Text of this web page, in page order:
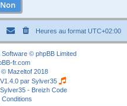
Heures au format UTC+02:00
© phpBB Limited
fr.com
© Mazeltof 2018
par Sylver35
- Breizh Code
Conditions